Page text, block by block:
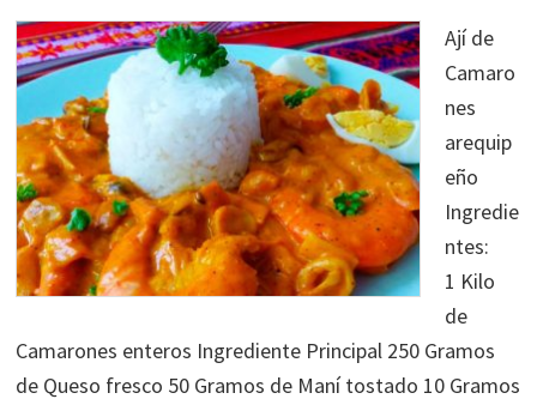
Ají de
Camaro
nes
arequip
eño
Ingredie
ntes:
1 Kilo
de
Camarones enteros Ingrediente Principal 250 Gramos
de Queso fresco 50 Gramos de Maní tostado 10 Gramos